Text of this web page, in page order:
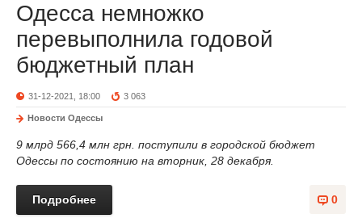
Одесса немножко
перевыполнила годовой
бюджетный план
31-12-2021, 18:00 3 063
Новости Одессы
9 млрд 566,4 млн грн. поступили в городской бюджет
Одессы по состоянию на вторник, 28 декабря.
0
Подробнее